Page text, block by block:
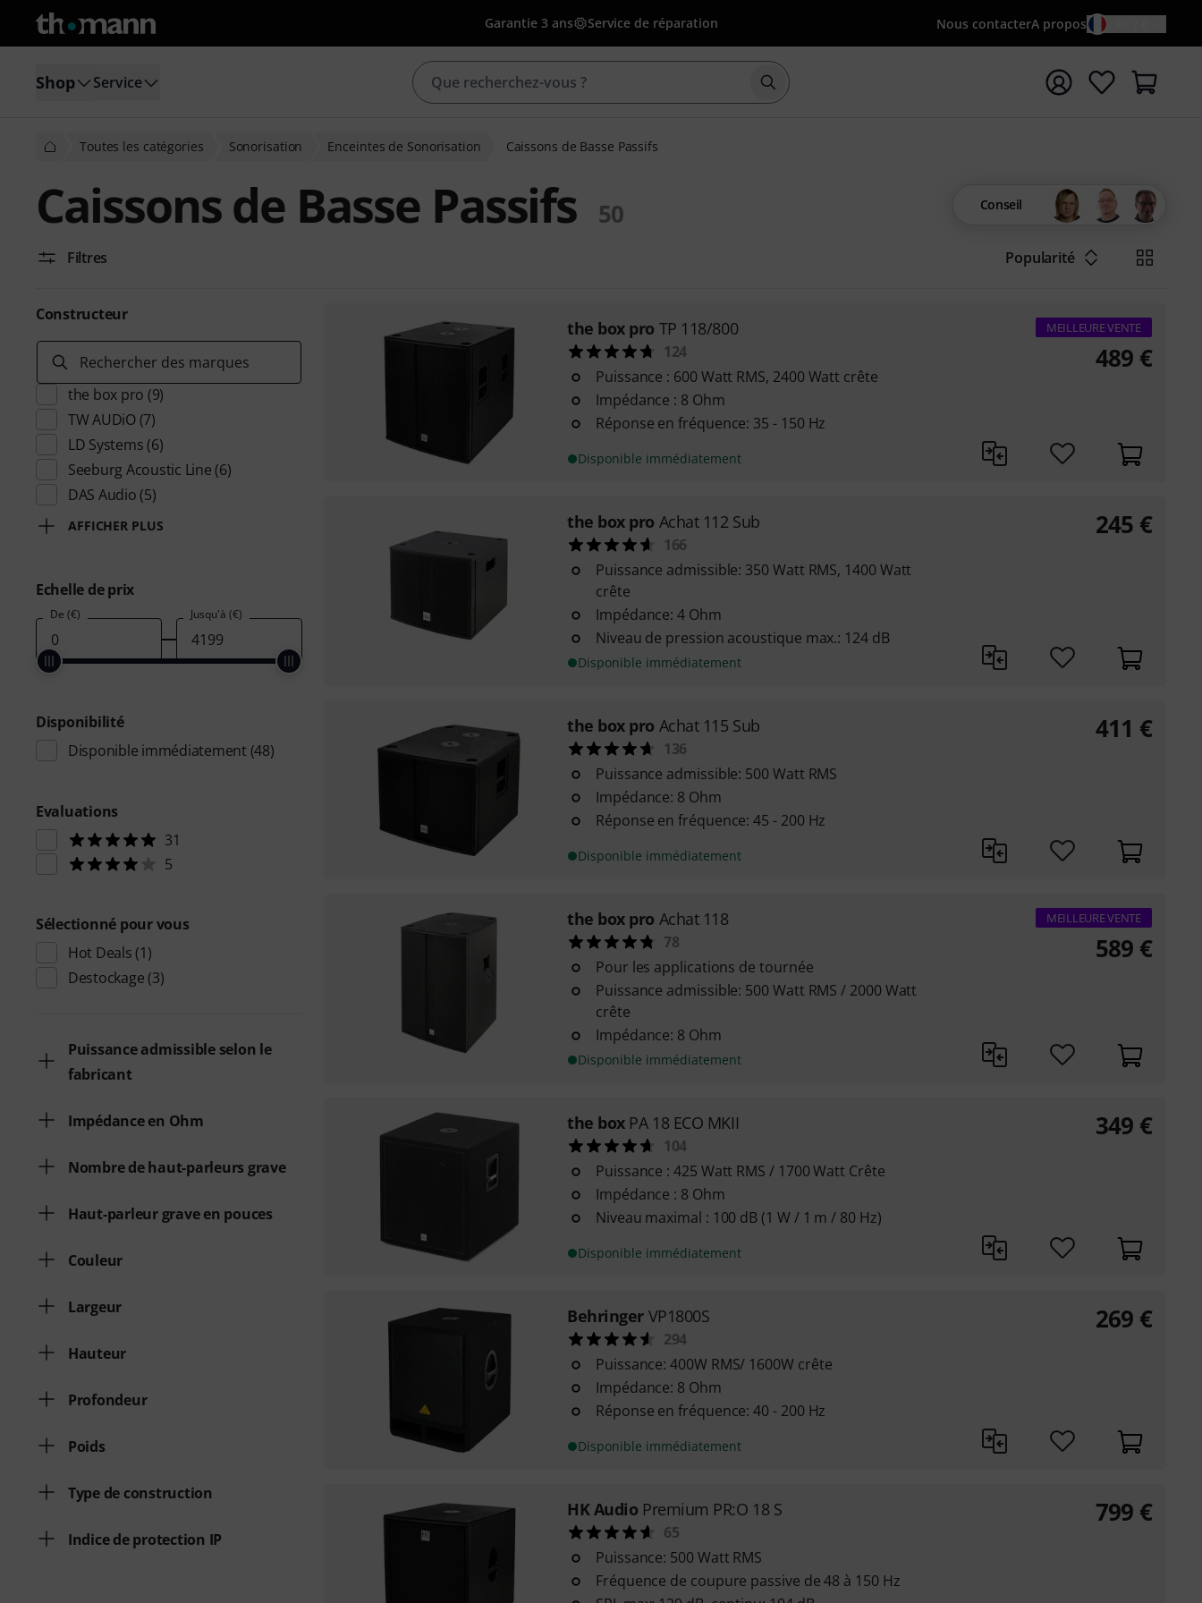
Garantie 3 ans Service de réparation Nous contacterA propos
Shop Service Démarrer la recherche avec le terme de recherche
Toutes les catégories Sonorisation Enceintes de Sonorisation Caissons de Basse Passifs
Caissons de Basse Passifs 50 Conseil
Filtres Popularité
Constructeur
Rechercher des marques
the box pro (9)
TW AUDiO(7)
LD Systems (6)
Seeburg Acoustic Line (6)
DAS Audio (5)
AFFICHER PLUS
Echelle de prix
De (€) Jusqu'à (€)
Disponibilité
Disponible immédiatement (48)
Evaluations
31
5
Sélectionné pour vous
Hot Deals (1)
Destockage (3)
Puissance admissible selon le
fabricant
Impédance en Ohm
Nombre de haut-parleurs grave
Haut-parleur grave en pouces
Couleur
Largeur
Hauteur
Profondeur
Poids
Type de construction
Indice de protection IP
the box pro TP 118/800
124
Puissance : 600 Watt RMS, 2400 Watt crête
Impédance : 8 Ohm
Réponse en fréquence: 35 - 150 Hz
Disponible immédiatement
MEILLEURE VENTE
489 €
the box pro Achat 112 Sub
166
Puissance admissible: 350 Watt RMS, 1400 Watt
crête
Impédance: 4 Ohm
Niveau de pression acoustique max.: 124 dB
Disponible immédiatement
245 €
the box pro Achat 115 Sub
136
Puissance admissible: 500 Watt RMS
Impédance: 8 Ohm
Réponse en fréquence: 45 - 200 Hz
Disponible immédiatement
411 €
the box pro Achat 118
78
Pour les applications de tournée
Puissance admissible: 500 Watt RMS / 2000 Watt
crête
Impédance: 8 Ohm
Disponible immédiatement
MEILLEURE VENTE
589 €
the box PA 18 ECO MKII
104
Puissance : 425 Watt RMS / 1700 Watt Crête
Impédance : 8 Ohm
Niveau maximal : 100 dB (1 W / 1 m / 80 Hz)
Disponible immédiatement
349 €
Behringer VP1800S
294
Puissance: 400W RMS/ 1600W crête
Impédance: 8 Ohm
Réponse en fréquence: 40 - 200 Hz
Disponible immédiatement
269 €
HK Audio Premium PR:O 18 S
65
Puissance: 500 Watt RMS
Fréquence de coupure passive de 48 à 150 Hz
799 €